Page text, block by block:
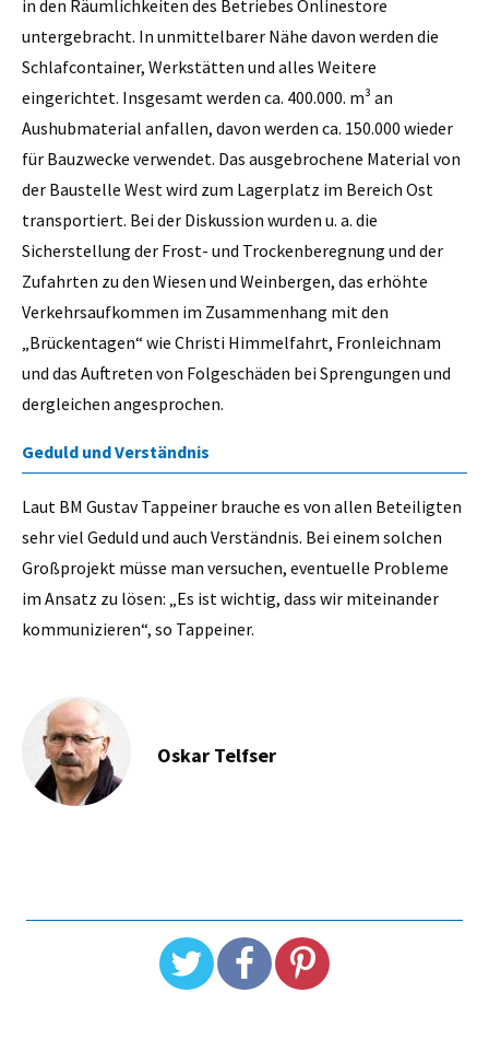
in den Räumlichkeiten des Betriebes Onlinestore
untergebracht. In unmittelbarer Nähe davon werden die
Schlafcontainer, Werkstätten und alles Weitere
eingerichtet. Insgesamt werden ca. 400.000. m³ an
Aushubmaterial anfallen, davon werden ca. 150.000 wieder
für Bauzwecke verwendet. Das ausgebrochene Material von
der Baustelle West wird zum Lagerplatz im Bereich Ost
transportiert. Bei der Diskussion wurden u. a. die
Sicherstellung der Frost- und Trockenberegnung und der
Zufahrten zu den Wiesen und Weinbergen, das erhöhte
Verkehrsaufkommen im Zusammenhang mit den
„Brückentagen“ wie Christi Himmelfahrt, Fronleichnam
und das Auftreten von Folgeschäden bei Sprengungen und
dergleichen angesprochen.
Geduld und Verständnis
Laut BM Gustav Tappeiner brauche es von allen Beteiligten
sehr viel Geduld und auch Verständnis. Bei einem solchen
Großprojekt müsse man versuchen, eventuelle Probleme
im Ansatz zu lösen: „Es ist wichtig, dass wir miteinander
kommunizieren“, so Tappeiner.
Oskar Telfser